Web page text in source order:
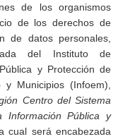
de los organismos
de los derechos de
de datos personales,
del Instituto de
y Protección de
Municipios (Infoem),
Centro del Sistema
Información Pública y
cual será encabezada